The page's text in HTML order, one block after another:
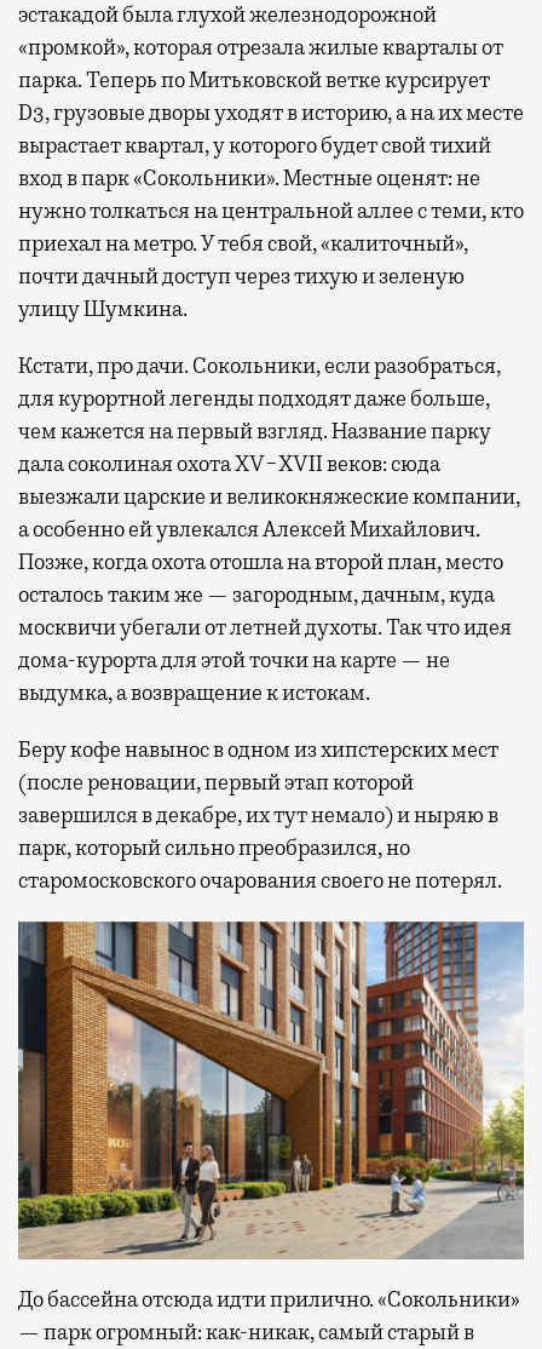
эстакадой была глухой железнодорожной
«промкой», которая отрезала жилые кварталы от
парка. Теперь по Митьковской ветке курсирует
D3, грузовые дворы уходят в историю, а на их месте
вырастает квартал, у которого будет свой тихий
вход в парк «Сокольники». Местные оценят: не
нужно толкаться на центральной аллее с теми, кто
приехал на метро. У тебя свой, «калиточный»,
почти дачный доступ через тихую и зеленую
улицу Шумкина.
Кстати, про дачи. Сокольники, если разобраться,
для курортной легенды подходят даже больше,
чем кажется на первый взгляд. Название парку
дала соколиная охота XV−XVII веков: сюда
выезжали царские и великокняжеские компании,
а особенно ей увлекался Алексей Михайлович.
Позже, когда охота отошла на второй план, место
осталось таким же — загородным, дачным, куда
москвичи убегали от летней духоты. Так что идея
дома-курорта для этой точки на карте — не
выдумка, а возвращение к истокам.
Беру кофе навынос в одном из хипстерских мест
(после реновации, первый этап которой
завершился в декабре, их тут немало) и ныряю в
парк, который сильно преобразился, но
старомосковского очарования своего не потерял.
До бассейна отсюда идти прилично. «Сокольники»
— парк огромный: как-никак, самый старый в